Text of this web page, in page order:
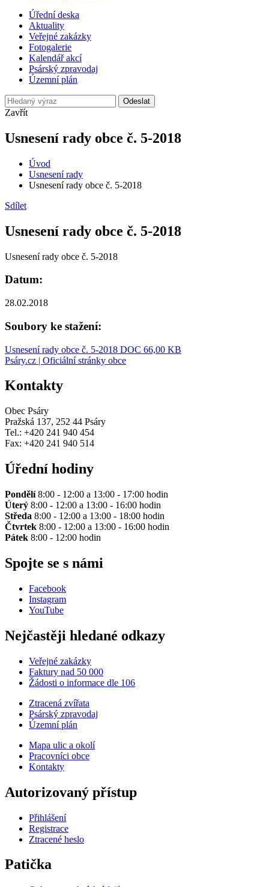
Úřední deska
Aktuality
Veřejné zakázky
Fotogalerie
Kalendář akcí
Psárský zpravodaj
Územní plán
Odeslat
Zavřít
Usnesení rady obce č. 5-2018
Úvod
Usnesení rady
Usnesení rady obce č. 5-2018
Sdílet
Usnesení rady obce č. 5-2018
Usnesení rady obce č. 5-2018
Datum:
28.02.2018
Soubory ke stažení:
Usnesení rady obce č. 5-2018 DOC 66,00 KB
Psáry.cz | Oficiální stránky obce
Kontakty
Obec Psáry
Pražská 137, 252 44 Psáry
Tel.: +420 241 940 454
Fax: +420 241 940 514
Úřední hodiny
Pondělí8:00 - 12:00 a 13:00 - 17:00 hodin
Úterý 8:00 - 12:00 a 13:00 - 16:00 hodin
Středa 8:00 - 12:00 a 13:00 - 18:00 hodin
Čtvrtek 8:00 - 12:00 a 13:00 - 16:00 hodin
Pátek 8:00 - 12:00 hodin
Spojte se s námi
Facebook
Instagram
YouTube
Nejčastěji hledané odkazy
Veřejné zakázky
Faktury nad 50 000
Žádosti o informace dle 106
Ztracená zvířata
Psárský zpravodaj
Územní plán
Mapa ulic a okolí
Pracovníci obce
Kontakty
Autorizovaný přístup
Přihlášení
Registrace
Ztracené heslo
Patička